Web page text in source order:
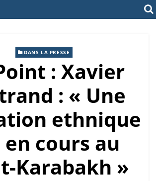
DANS LA PRESSE
: Xavier
: « Une
ethnique
cours au
Karabakh »